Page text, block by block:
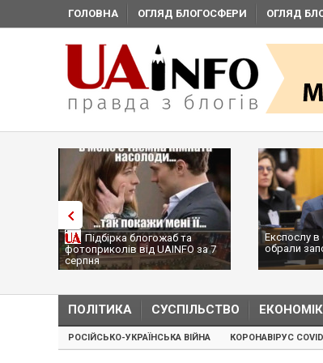
ГОЛОВНА ОГЛЯД БЛОГОСФЕРИ ОГЛЯД
Підбірка блогожаб та
фотоприколів від UAINFO за 7
серпня
Експослу
обрали
ПОЛІТИКА СУСПІЛЬСТВО
РОСІЙСЬКО-УКРАЇНСЬКА ВІЙНА КОРОНАВІРУС